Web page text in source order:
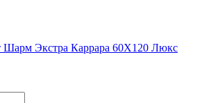
Шарм Экстра Каррара 60X120 Люкс